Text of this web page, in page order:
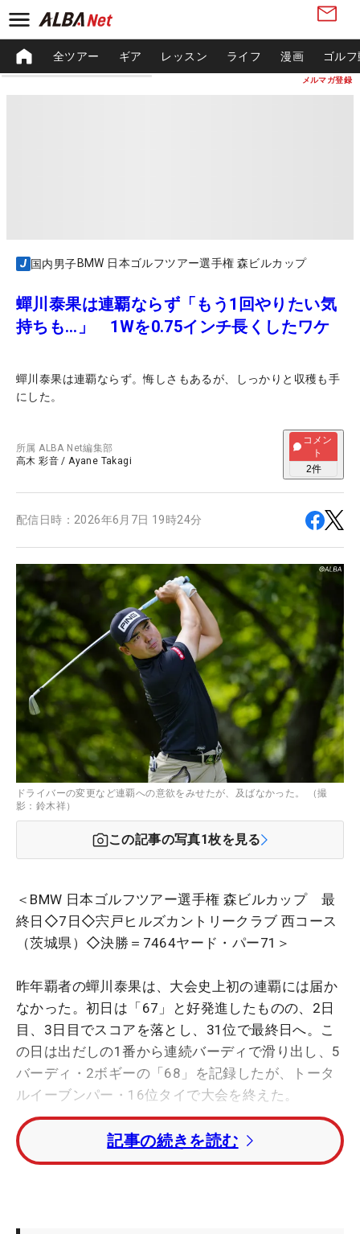
メルマガ登録
全ツアー ギア レッスン ライフ 漫画 ゴル
国内男子BMW 日本ゴルフツアー選手権 森ビルカップ
蟬川泰果は連覇ならず「もう1回やりたい気
持ちも…」 1Wを0.75インチ長くしたワケ
蟬川泰果は連覇ならず。悔しさもあるが、しっかりと収穫も手
にした。
所属ALBA Net編集部
高木 彩音 /Ayane Takagi
コメン
ト
2件
配信日時： 2026年6月7日 19時24分
ドライバーの変更など連覇への意欲をみせたが、及ばなかった。 （撮
影：鈴木祥）
この記事の写真1枚を見る
＜BMW 日本ゴルフツアー選手権 森ビルカップ 最
終日◇7日◇宍戸ヒルズカントリークラブ 西コース
（茨城県）◇決勝＝7464ヤード・パー71＞
昨年覇者の蟬川泰果は、大会史上初の連覇には届か
なかった。初日は「67」と好発進したものの、2日
目、3日目でスコアを落とし、31位で最終日へ。こ
の日は出だしの1番から連続バーディで滑り出し、5
バーディ・2ボギーの「68」を記録したが、トータ
ルイーブンパー・16位タイで大会を終えた。
逆転への秘策が、ドライバーシャフトにうかがえ
た。長さを44.75インチから45.5インチへ変更。
記事の続きを読む